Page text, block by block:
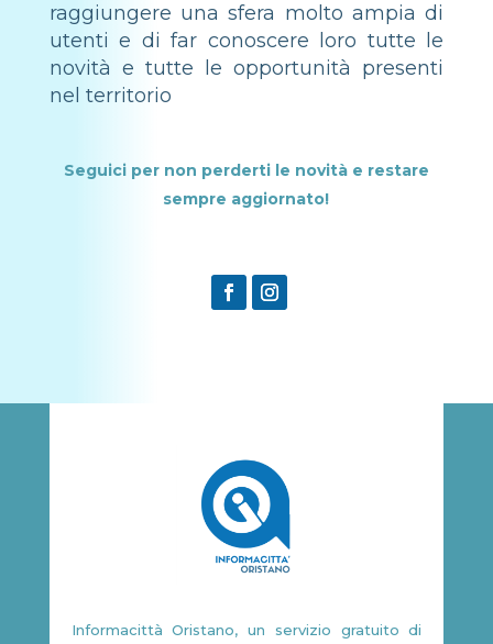
raggiungere una sfera molto ampia di
utenti e di far conoscere loro tutte le
novità e tutte le opportunità presenti
nel territorio
Seguici per non perderti le novità e restare
sempre aggiornato!
Informacittà Oristano, un servizio gratuito di